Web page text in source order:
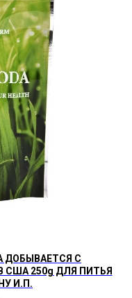
ДОБЫВАЕТСЯ С
250g ДЛЯ ПИТЬЯ
И.П.